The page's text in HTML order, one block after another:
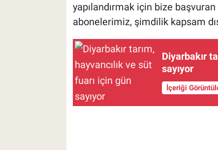
yapılandırmak için bize
abonelerimiz, şimdilik kapsam
Diyarbakır
sayıyor
İçeriği